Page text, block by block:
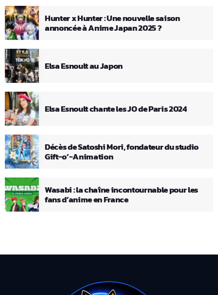
Hunter x Hunter : Une nouvelle saison
annoncée à Anime Japan 2025 ?
Elsa Esnoult au Japon
Elsa Esnoult chante les JO de Paris 2024
Décès de Satoshi Mori, fondateur du studio
Gift-o’-Animation
Wasabi : la chaîne incontournable pour les
fans d’anime en France